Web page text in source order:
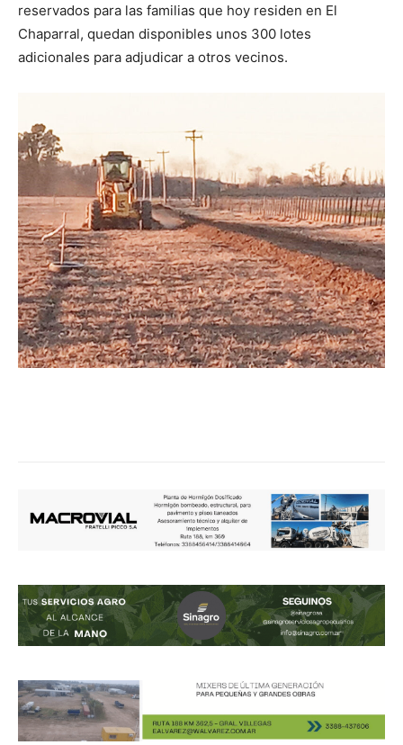
reservados para las familias que hoy residen en El
Chaparral, quedan disponibles unos 300 lotes
adicionales para adjudicar a otros vecinos.